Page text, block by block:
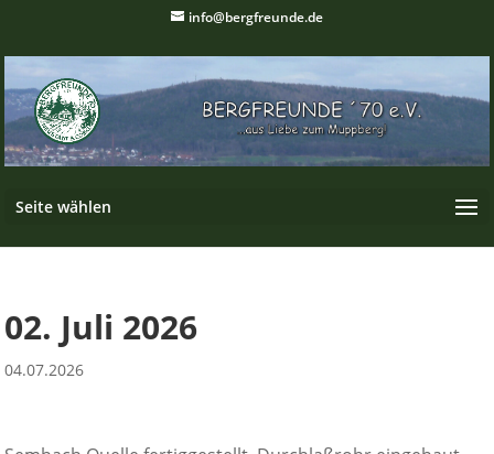
info@bergfreunde.de
Seite wählen
02. Juli 2026
04.07.2026